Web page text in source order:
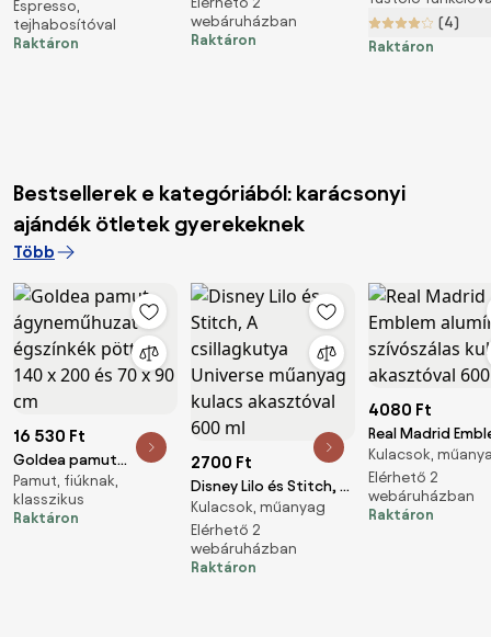
Comfort, kávégép
portaszűrővel, 1350 W,
20 bar, 1,8 l,
Espresso,
tejhabosítóval
Raktáron
webáruházban
Raktáron
(4)
Raktáron
Bestsellerek e kategóriából: karácsonyi
ajándék ötletek gyerekeknek
Több
16 530 Ft
Goldea pamut
ágyneműhuzat -
égszínkék pöttyös 140
x 200 és 70 x 90 cm
Pamut, fiúknak,
klasszikus
Raktáron
2700 Ft
Disney Lilo és Stitch, A
csillagkutya Universe
műanyag kulacs
akasztóval 600 ml
Kulacsok, műanyag
Elérhető 2
webáruházban
Raktáron
4080 Ft
Real Madrid
alumínium
kulacs
ml
Kulacsok,
Elérhető 2
webáruházban
Raktáron